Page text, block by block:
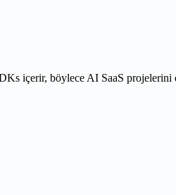
içerir, böylece AI SaaS projelerini